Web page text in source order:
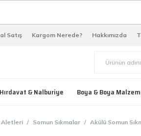
Satış Kargom Nerede? Hakkımızda
Hırdavat & Nalburiye Boya & Boya
Aletleri Somun Sıkmalar Akülü Somun